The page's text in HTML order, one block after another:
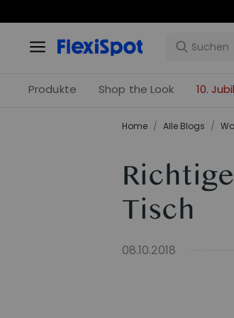
Produkte Shop the Look 10.
Home / Alle Blogs /
Tisch
08.10.2018